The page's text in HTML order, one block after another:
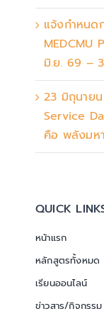
แจ้งกำหนด
MEDCMU
มิ.ย. 69 –
23 มิถุนาย
Service
คือ พลังมห
QUICK
หน้าแรก
หลักสูตรทั้งหมด
เรียนออนไลน์
ข่าวสาร/กิจกรรม